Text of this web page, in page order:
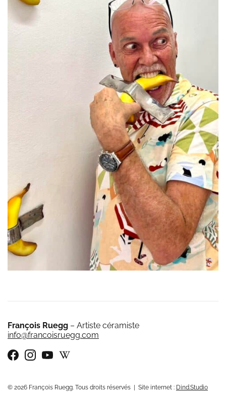
François Ruegg – Artiste céramiste
info@francoisruegg.com
© 2026 François Ruegg. Tous droits réservés | Site internet : Dind.Studio